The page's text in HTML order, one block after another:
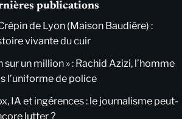
publications
de Lyon (Maison Baudière) :
vivante du cuir
sur un million » : Rachid Azizi, l’homme
l’uniforme de police
IA et ingérences : le journalisme peut-
lutter ?